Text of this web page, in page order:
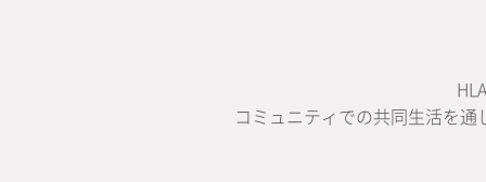
コミュニティでの共同生活を